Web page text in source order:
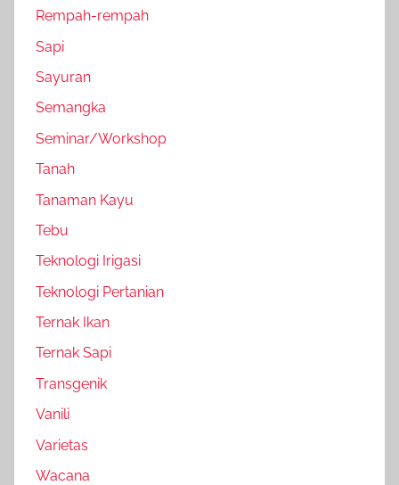
Rempah-rempah
Sapi
Sayuran
Semangka
Seminar/Workshop
Tanah
Tanaman Kayu
Tebu
Teknologi Irigasi
Teknologi Pertanian
Ternak Ikan
Ternak Sapi
Transgenik
Vanili
Varietas
Wacana